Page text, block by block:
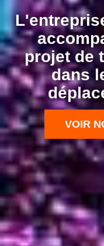
projet de
dans
VOIR